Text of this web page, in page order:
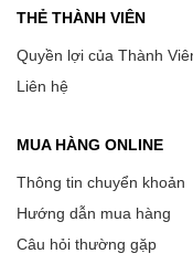
THẺ THÀNH VIÊN
Quyền lợi của Thành
Liên hệ
MUA HÀNG ONLINE
Thông tin chuyển khoản
Hướng dẫn mua hàng
Câu hỏi thường gặp